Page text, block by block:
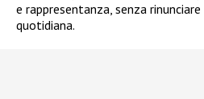
e rappresentanza, senza
quotidiana.